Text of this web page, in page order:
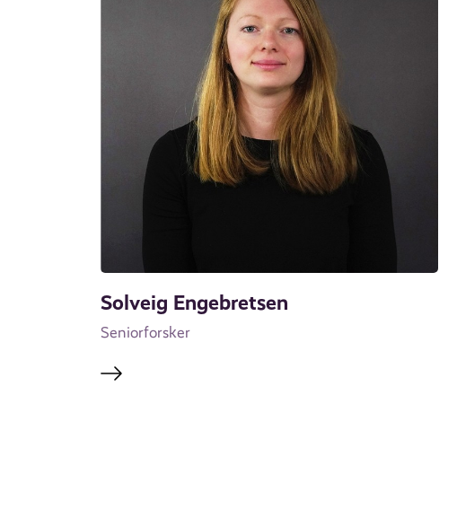
Solveig Engebretsen
Seniorforsker